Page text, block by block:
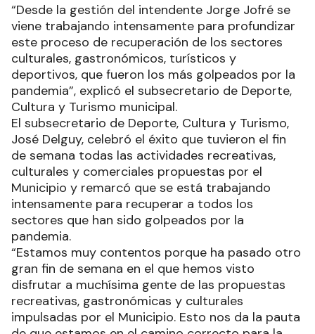
“Desde la gestión del intendente Jorge Jofré se
viene trabajando intensamente para profundizar
este proceso de recuperación de los sectores
culturales, gastronómicos, turísticos y
deportivos, que fueron los más golpeados por la
pandemia”, explicó el subsecretario de Deporte,
Cultura y Turismo municipal.
El subsecretario de Deporte, Cultura y Turismo,
José Delguy, celebró el éxito que tuvieron el fin
de semana todas las actividades recreativas,
culturales y comerciales propuestas por el
Municipio y remarcó que se está trabajando
intensamente para recuperar a todos los
sectores que han sido golpeados por la
pandemia.
“Estamos muy contentos porque ha pasado otro
gran fin de semana en el que hemos visto
disfrutar a muchísima gente de las propuestas
recreativas, gastronómicas y culturales
impulsadas por el Municipio. Esto nos da la pauta